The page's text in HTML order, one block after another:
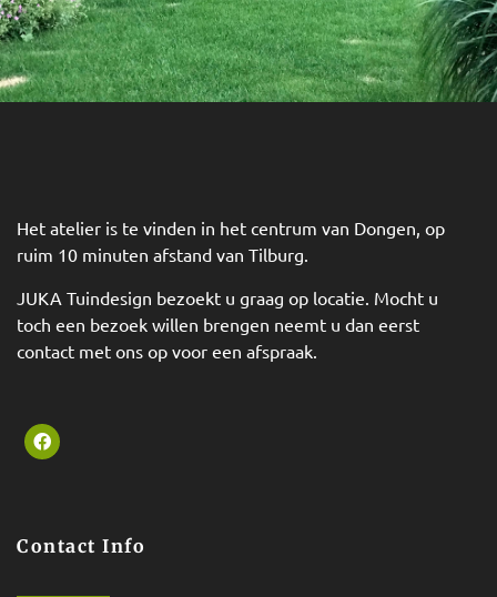
Het atelier is te vinden in het centrum van Dongen, op
ruim 10 minuten afstand van Tilburg.
JUKA Tuindesign bezoekt u graag op locatie. Mocht u
toch een bezoek willen brengen neemt u dan eerst
contact met ons op voor een afspraak.
Contact Info